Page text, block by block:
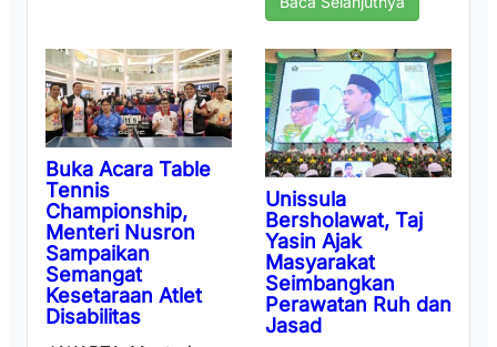
Buka Acara Table
Tennis
Championship,
Menteri Nusron
Sampaikan
Semangat
Kesetaraan Atlet
Disabilitas
Unissula
Bersholawat, Taj
Yasin Ajak
Masyarakat
Seimbangkan
Perawatan Ruh dan
Jasad